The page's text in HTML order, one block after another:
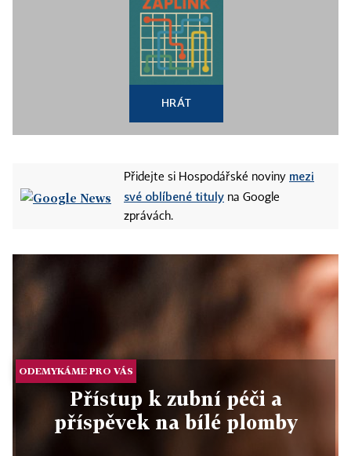
HRÁT
Přidejte si Hospodářské noviny mezi
své oblíbené tituly na Google
zprávách.
ODEMYKÁME PRO VÁS
Přístup k zubní péči a
příspěvek na bílé plomby